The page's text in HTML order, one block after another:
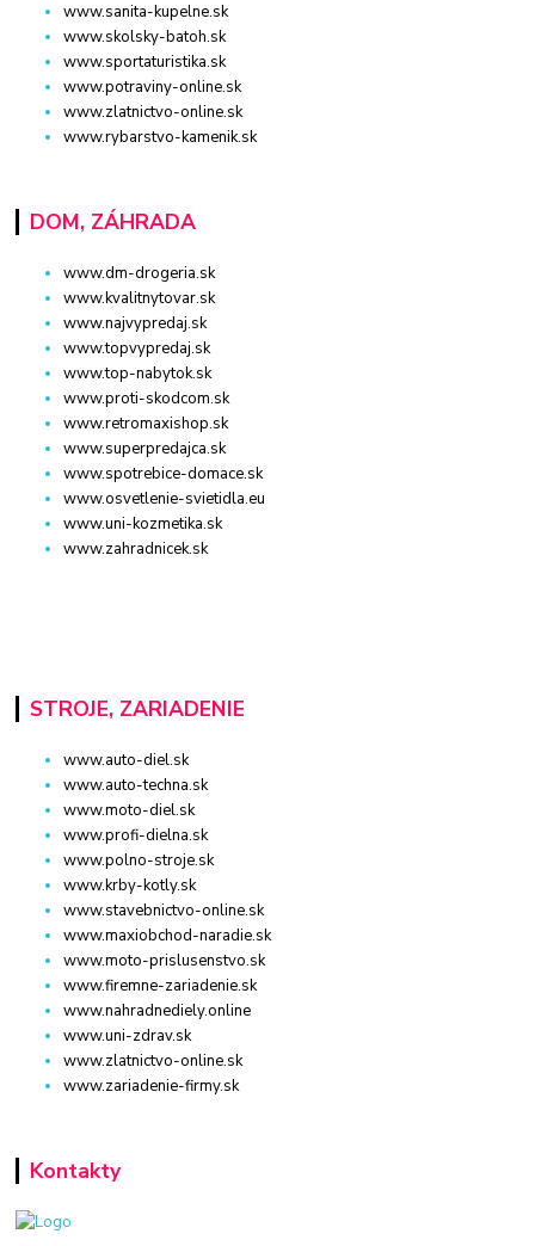
www.sanita-kupelne.sk
www.skolsky-batoh.sk
www.sportaturistika.sk
www.potraviny-online.sk
www.zlatnictvo-online.sk
www.rybarstvo-kamenik.sk
DOM, ZÁHRADA
www.dm-drogeria.sk
www.kvalitnytovar.sk
www.najvypredaj.sk
www.topvypredaj.sk
www.top-nabytok.sk
www.proti-skodcom.sk
www.retromaxishop.sk
www.superpredajca.sk
www.spotrebice-domace.sk
www.osvetlenie-svietidla.eu
www.uni-kozmetika.sk
www.zahradnicek.sk
STROJE, ZARIADENIE
www.auto-diel.sk
www.auto-techna.sk
www.moto-diel.sk
www.profi-dielna.sk
www.polno-stroje.sk
www.krby-kotly.sk
www.stavebnictvo-online.sk
www.maxiobchod-naradie.sk
www.moto-prislusenstvo.sk
www.firemne-zariadenie.sk
www.nahradnediely.online
www.uni-zdrav.sk
www.zlatnictvo-online.sk
www.zariadenie-firmy.sk
Kontakty